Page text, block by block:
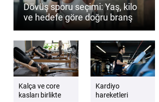
Dövüş sporu seçimi: Yaş, kilo
ve hedefe göre doğru branş
nasıl belirlenir?
Kalça ve core
kasları birlikte
Kardiyo
hareketleri